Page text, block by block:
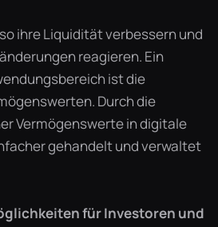
ihre Liquidität verbessern und
reagieren. Ein
ist die
Durch die
Vermögenswerte in digitale
gehandelt und verwaltet
für Investoren und